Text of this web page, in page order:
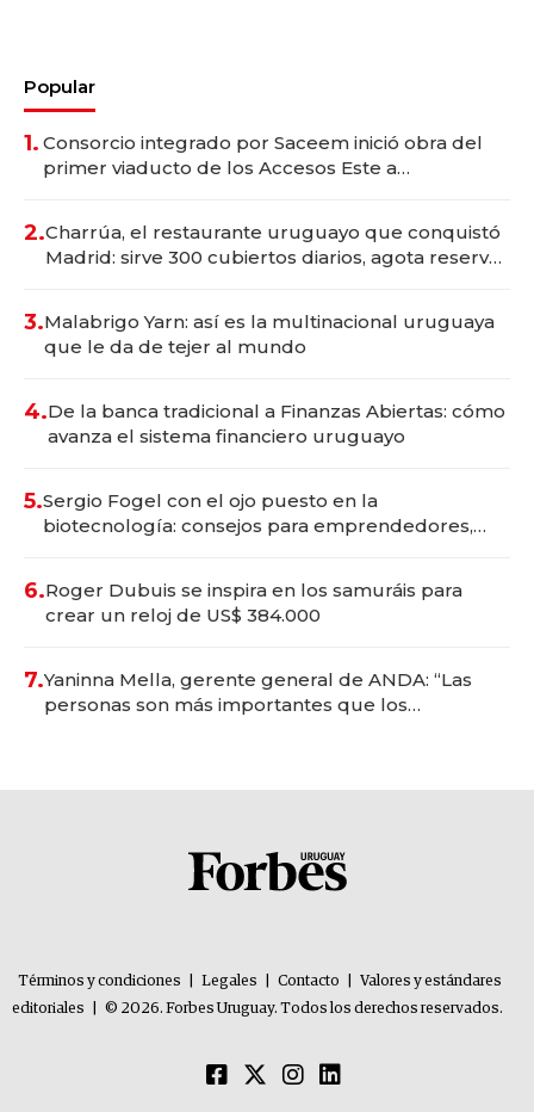
Popular
1. Consorcio integrado por Saceem inició obra del
primer viaducto de los Accesos Este a
2.Charrúa, el restaurante uruguayo que conquistó
Madrid: sirve 300 cubiertos diarios, agota reservas
3.Malabrigo Yarn: así es la multinacional uruguaya
que le da de tejer al mundo
4.De la banca tradicional a Finanzas Abiertas: cómo
avanza el sistema financiero uruguayo
5.Sergio Fogel con el ojo puesto en la
biotecnología: consejos para emprendedores,
6.Roger Dubuis se inspira en los samuráis para
crear un reloj de US$ 384.000
7.Yaninna Mella, gerente general de ANDA: “Las
personas son más importantes que los
Términos y condiciones Legales Contacto
Valores y estándares
editoriales
© 2026. Forbes Uruguay. Todos los derechos reservados.